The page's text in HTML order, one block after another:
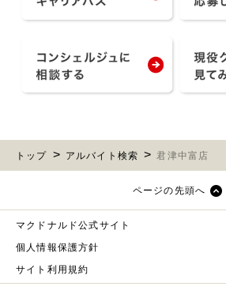
トップ アルバイト検索 君津中富店
ページの先頭へ
マクドナルド公式サイト
個人情報保護方針
サイト利用規約